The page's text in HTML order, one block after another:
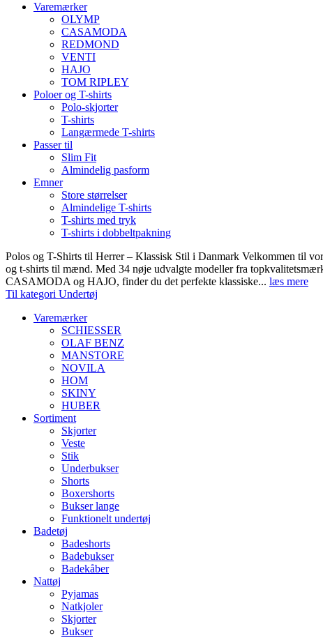
Varemærker
OLYMP
CASAMODA
REDMOND
VENTI
HAJO
TOM RIPLEY
Poloer og T-shirts
Polo-skjorter
T-shirts
Langærmede T-shirts
Passer til
Slim Fit
Almindelig pasform
Emner
Store størrelser
Almindelige T-shirts
T-shirts med tryk
T-shirts i dobbeltpakning
Polos og T-Shirts til Herrer – Klassisk Stil i Danmark Velkommen til
og t-shirts til mænd. Med 34 nøje udvalgte modeller fra
CASAMODA og HAJO, finder du det perfekte klassiske... læs mere
Til kategori Undertøj
Varemærker
SCHIESSER
OLAF BENZ
MANSTORE
NOVILA
HOM
SKINY
HUBER
Sortiment
Skjorter
Veste
Stik
Underbukser
Shorts
Boxershorts
Bukser lange
Funktionelt undertøj
Badetøj
Badeshorts
Badebukser
Badekåber
Nattøj
Pyjamas
Natkjoler
Skjorter
Bukser